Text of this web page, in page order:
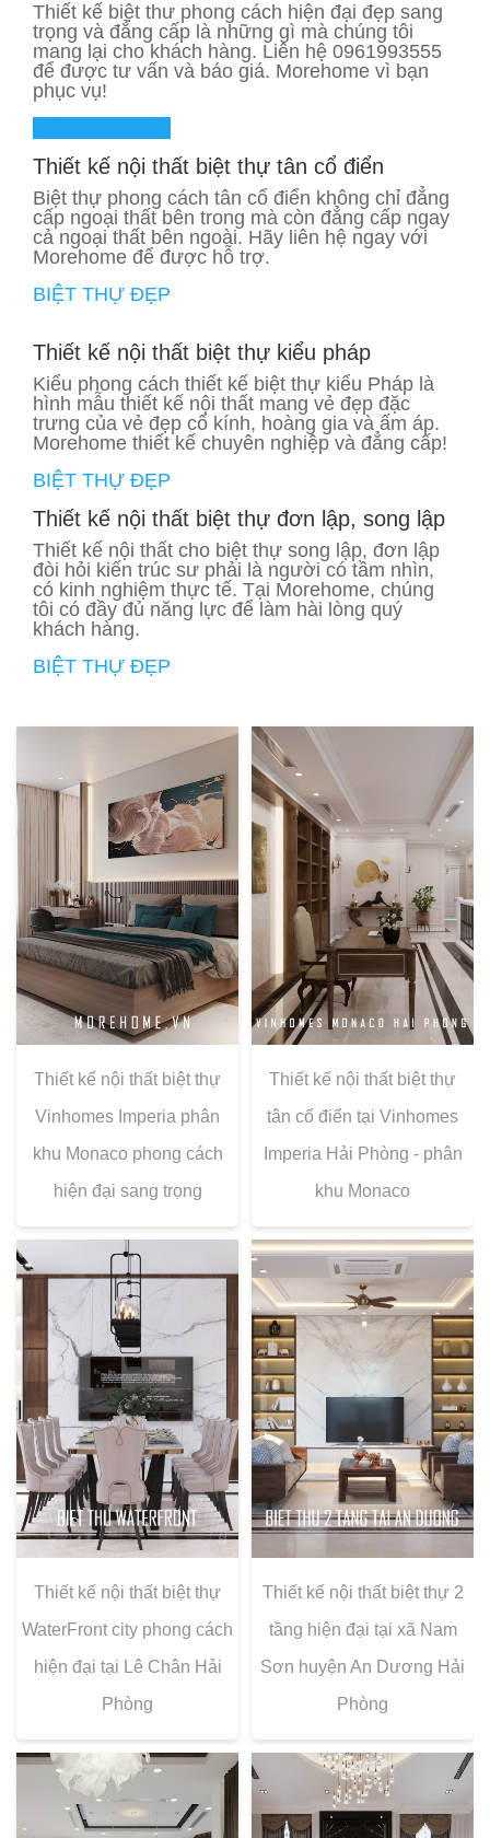
Thiết kế biệt thư phong cách hiện đại đẹp sang
trọng và đẳng cấp là những gì mà chúng tôi
mang lại cho khách hàng. Liên hệ 0961993555
để được tư vấn và báo giá. Morehome vì bạn
phục vụ!
Thiết kế nội thất biệt thự tân cổ điển
Biệt thự phong cách tân cổ điển không chỉ đẳng
cấp ngoại thất bên trong mà còn đẳng cấp ngay
cả ngoại thất bên ngoài. Hãy liên hệ ngay với
Morehome để được hỗ trợ.
BIỆT THỰ ĐẸP
Thiết kế nội thất biệt thự kiểu pháp
Kiểu phong cách thiết kế biệt thự kiểu Pháp là
hình mẫu thiết kế nội thất mang vẻ đẹp đặc
trưng của vẻ đẹp cổ kính, hoàng gia và ấm áp.
Morehome thiết kế chuyên nghiệp và đẳng cấp!
BIỆT THỰ ĐẸP
Thiết kế nội thất biệt thự đơn lập, song lập
Thiết kế nội thất cho biệt thự song lập, đơn lập
đòi hỏi kiến trúc sư phải là người có tầm nhìn,
có kinh nghiệm thực tế. Tại Morehome, chúng
tôi có đầy đủ năng lực để làm hài lòng quý
khách hàng.
BIỆT THỰ ĐẸP
Thiết kế nội thất biệt thự
Vinhomes Imperia phân
khu Monaco phong cách
hiện đại sang trọng
Thiết kế nội thất biệt thự
tân cổ điển tại Vinhomes
Imperia Hải Phòng - phân
khu Monaco
Thiết kế nội thất biệt thự
WaterFront city phong cách
hiện đại tại Lê Chân Hải
Phòng
Thiết kế nội thất biệt thự 2
tầng hiện đại tại xã Nam
Sơn huyện An Dương Hải
Phòng